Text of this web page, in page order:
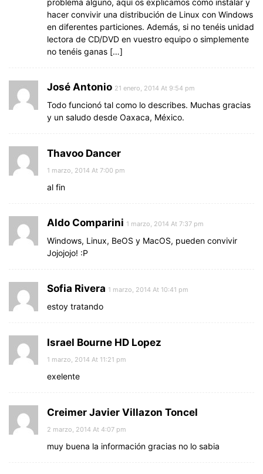
problema alguno, aquí os explicamos cómo instalar y
hacer convivir una distribución de Linux con Windows
en diferentes particiones. Además, si no tenéis unidad
lectora de CD/DVD en vuestro equipo o simplemente
no tenéis ganas […]
José Antonio 21 enero, 2014 At 9:54 pm
Todo funcionó tal como lo describes. Muchas gracias
y un saludo desde Oaxaca, México.
Thavoo Dancer
1 marzo, 2014 At 7:00 pm
al fin
Aldo Comparini 1 marzo, 2014 At 7:37 pm
Windows, Linux, BeOS y MacOS, pueden convivir
Jojojojo! :P
Sofia Rivera 1 marzo, 2014 At 10:41 pm
estoy tratando
Israel Bourne HD Lopez
1 marzo, 2014 At 11:21 pm
exelente
Creimer Javier Villazon Toncel
2 marzo, 2014 At 4:07 pm
muy buena la información gracias no lo sabia